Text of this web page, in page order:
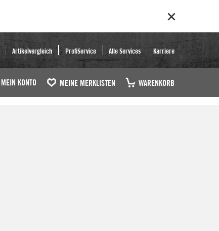
Artikelvergleich ProfiService Alle Services Karriere
MEIN KONTO MEINE MERKLISTEN WARENKORB